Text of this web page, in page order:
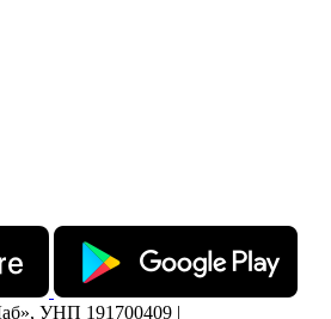
УНП 191700409 |